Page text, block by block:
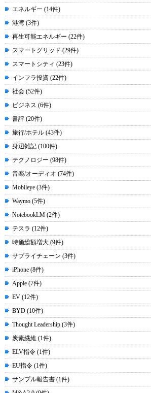
エネルギー (14件)
港湾 (3件)
再生可能エネルギー (22件)
スマートグリッド (29件)
スマートシティ (23件)
インフラ投資 (22件)
社会 (52件)
ビジネス (6件)
書評 (20件)
旅行/ホテル (43件)
身辺雑記 (100件)
テクノロジー (98件)
音楽/オーディオ (74件)
Mobileye (3件)
Waymo (5件)
NotebookLM (2件)
テスラ (12件)
時価総額増大 (9件)
サプライチェーン (3件)
iPhone (8件)
Apple (7件)
EV (12件)
BYD (10件)
Thought Leadership (3件)
炭素繊維 (1件)
ELV指令 (1件)
EU指令 (1件)
サンプル報告書 (1件)